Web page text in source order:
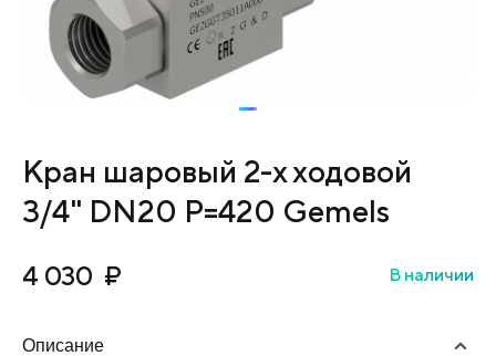
Кран шаровый 2-х ходовой
3/4" DN20 P=420 Gemels
4 030 ₽ В наличии
Описание